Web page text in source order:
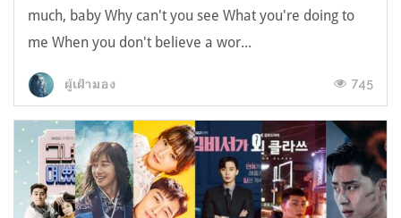
much, baby Why can't you see What you're doing to
me When you don't believe a wor...
ผู้เฝ้ามอง 745